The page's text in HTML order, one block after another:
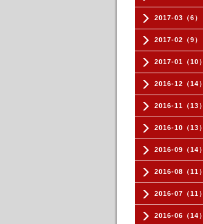
2017-03（6）
2017-02（9）
2017-01（10）
2016-12（14）
2016-11（13）
2016-10（13）
2016-09（14）
2016-08（11）
2016-07（11）
2016-06（14）